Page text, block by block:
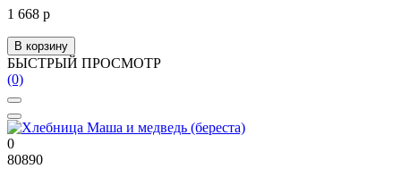
1 668 р
В корзину
БЫСТРЫЙ ПРОСМОТР
(0)
0
80890